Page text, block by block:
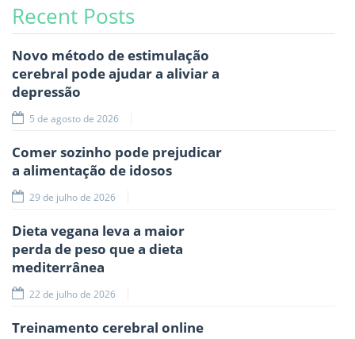
Recent Posts
Novo método de estimulação
cerebral pode ajudar a aliviar a
depressão
5 de agosto de 2026
Comer sozinho pode prejudicar
a alimentação de idosos
29 de julho de 2026
Dieta vegana leva a maior
perda de peso que a dieta
mediterrânea
22 de julho de 2026
Treinamento cerebral online